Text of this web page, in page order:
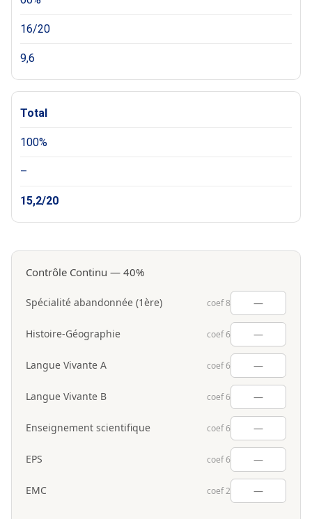
16/20
9,6
Total
100%
–
15,2/20
Contrôle Continu — 40%
Spécialité abandonnée (1ère) coef 8
Histoire-Géographie coef 6
Langue Vivante A coef 6
Langue Vivante B coef 6
Enseignement scientifique coef 6
EPS coef 6
EMC coef 2